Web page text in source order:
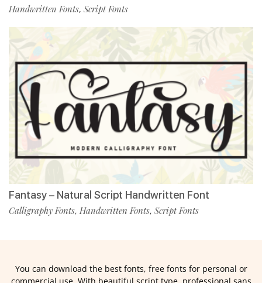
Handwritten Fonts, Script Fonts
Fantasy – Natural Script Handwritten Font
Calligraphy Fonts, Handwritten Fonts, Script Fonts
You can download the best fonts, free fonts for personal or
commercial use. With beautiful script type, professional sans